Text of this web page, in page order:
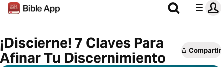
¡Discierne! 7 Claves Para
Afinar Tu Discernimiento
Compartir